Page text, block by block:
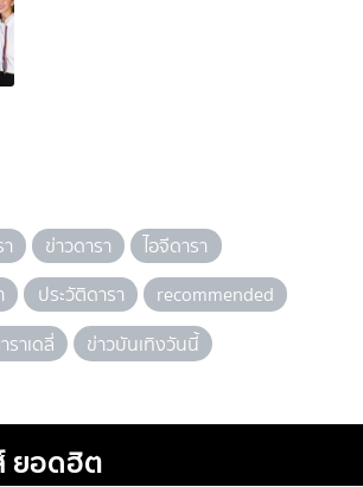
ข่าวดารา
ไอจีดารา
ประวัติดารา
recommended
ราเดลี่ ข่าวบันเทิงวันนี้
ยอดฮิต